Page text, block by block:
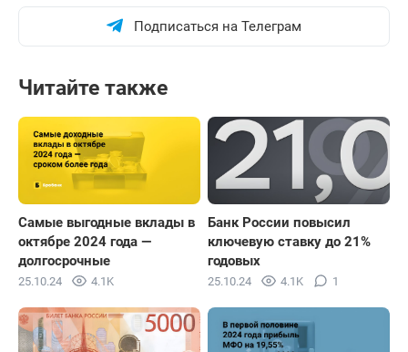
Подписаться на Телеграм
Читайте также
Самые выгодные вклады в
октябре 2024 года —
долгосрочные
25.10.24 4.1K
Банк России повысил
ключевую ставку до 21%
годовых
25.10.24 4.1K 1